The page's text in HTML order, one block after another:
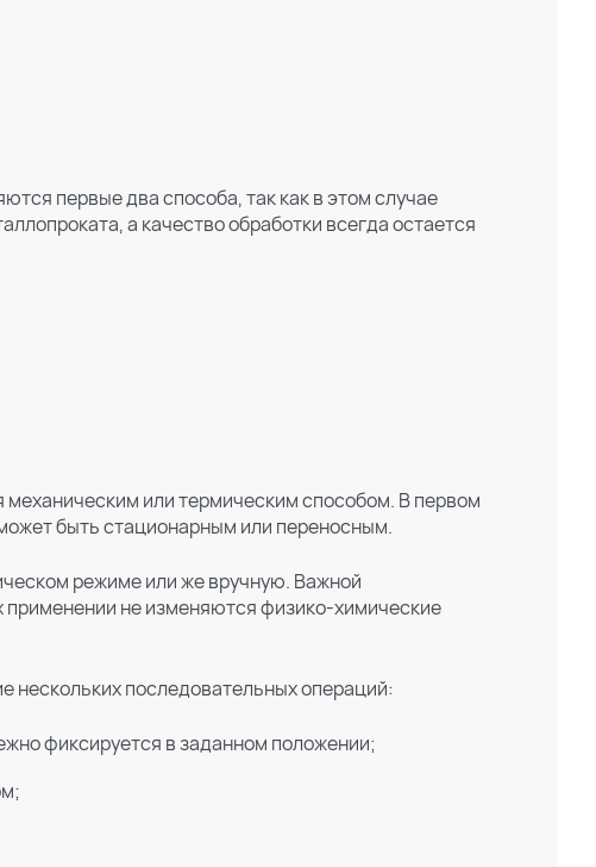
первые два способа, так как в этом случае
а качество обработки всегда остается
или термическим способом. В первом
быть стационарным или переносным.
режиме или же вручную. Важной
применении не изменяются физико-химические
нескольких последовательных операций:
фиксируется в заданном положении;